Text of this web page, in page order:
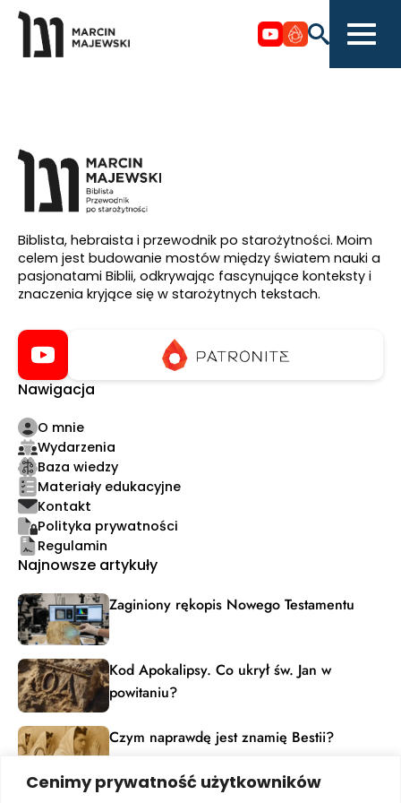
Cenimy prywatność użytkowników
Biblista, hebraista i przewodnik po starożytności. Moim
celem jest budowanie mostów między światem nauki a
pasjonatami Biblii, odkrywając fascynujące konteksty i
znaczenia kryjące się w starożytnych tekstach.
Nawigacja
O mnie
Wydarzenia
Baza wiedzy
Materiały edukacyjne
Kontakt
Polityka prywatności
Regulamin
Najnowsze artykuły
Zaginiony rękopis Nowego Testamentu
Kod Apokalipsy. Co ukrył św. Jan w
powitaniu?
Czym naprawdę jest znamię Bestii?
Materiały edukacyjne